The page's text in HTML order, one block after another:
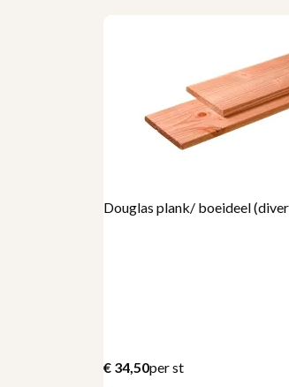
Douglas plank/ boeideel
€ 34,50per st